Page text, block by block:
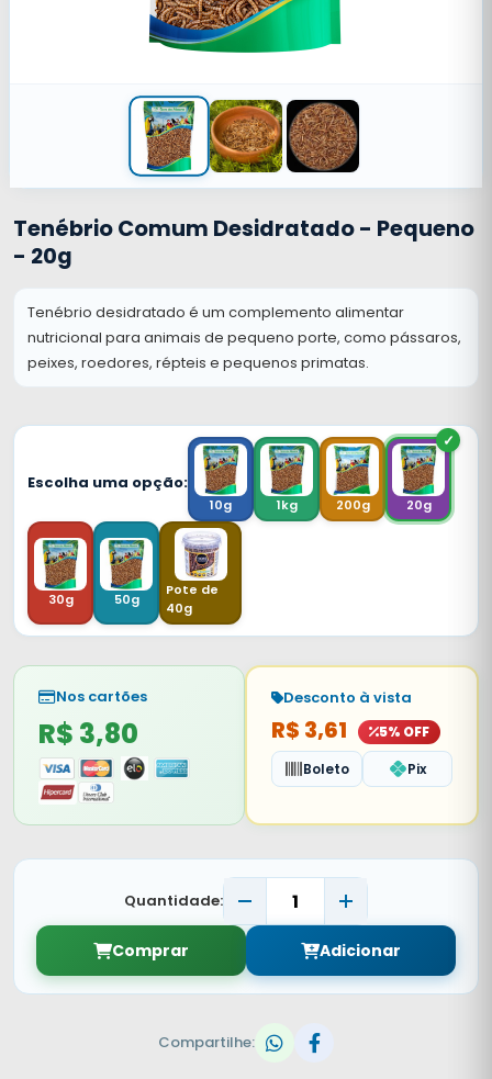
Tenébrio Comum Desidratado - Pequeno
- 20g
Tenébrio desidratado é um complemento alimentar
nutricional para animais de pequeno porte, como pássaros,
peixes, roedores, répteis e pequenos primatas.
Escolha uma opção:
10g 1kg 200g 20g
30g 50g
Pote de
40g
Nos cartões
R$ 3,80
Desconto à vista
R$ 3,61
5% OFF
Boleto
Pix
Quantidade:
Comprar Adicionar
Compartilhe: